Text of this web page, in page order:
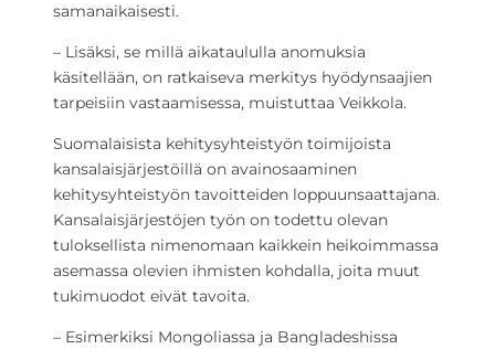
samanaikaisesti.
– Lisäksi, se millä aikataululla anomuksia
käsitellään, on ratkaiseva merkitys hyödynsaajien
tarpeisiin vastaamisessa, muistuttaa Veikkola.
Suomalaisista kehitysyhteistyön toimijoista
kansalaisjärjestöillä on avainosaaminen
kehitysyhteistyön tavoitteiden loppuunsaattajana.
Kansalaisjärjestöjen työn on todettu olevan
tuloksellista nimenomaan kaikkein heikoimmassa
asemassa olevien ihmisten kohdalla, joita muut
tukimuodot eivät tavoita.
– Esimerkiksi Mongoliassa ja Bangladeshissa